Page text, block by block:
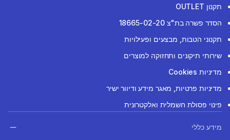
תקנון OUTLET
הסדר פשרה בת"צ 18665-02-20
תקנוני הטבות, מבצעים ופעילויות
שירותי תיקונים ותחזוקה למוצרים
מדיניות Cookies
מדיניות פרטיות, מאגר מידע ודיוור ישיר
פינוי פסולת חשמלית ואלקטרונית
מידע כללי